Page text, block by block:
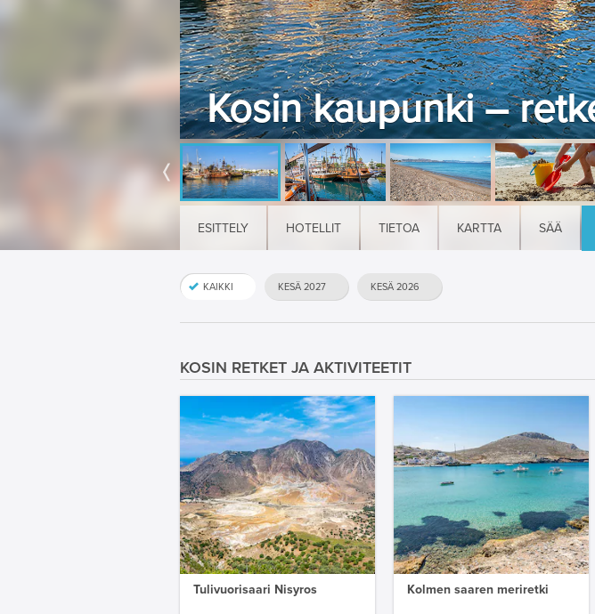
Kosin kaupunki –
ESITTELY HOTELLIT TIETOA KARTTA SÄÄ
KAIKKI KESÄ 2027 KESÄ 2026
KOSIN RETKET JA AKTIVITEETIT
Tulivuorisaari Nisyros Kolmen saaren meriretki